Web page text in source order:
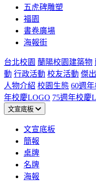
五虎碑雕塑
福園
書卷廣場
海報街
台北校園 蘭陽校園建築物
動 行政活動 校友活動 傑
人物介紹 校園生態 60週
年校慶LOGO 75週年校慶
文宣底板
文宣底板
簡報
桌牌
名牌
海報